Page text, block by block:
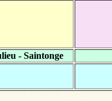
- Saintonge